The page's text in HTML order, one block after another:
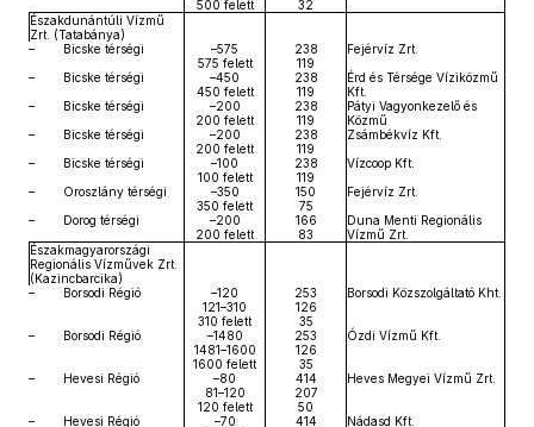
500 felett
32
Északdunántúli Vízmű
Zrt. (Tatabánya)
–
Bicske térségi
–575
575 felett
238
119
Fejérvíz Zrt.
–
Bicske térségi
–450
450 felett
238
119
Érd és Térsége Víziközmű
Kft.
–
Bicske térségi
–200
200 felett
238
119
Pátyi Vagyonkezelő és
Közmű
–
Bicske térségi
–200
200 felett
238
119
Zsámbékvíz Kft.
–
Bicske térségi
–100
100 felett
238
119
Vízcoop Kft.
–
Oroszlány térségi
–350
350 felett
150
75
Fejérvíz Zrt.
–
Dorog térségi
–200
200 felett
166
83
Duna Menti Regionális
Vízmű Zrt.
Északmagyarországi
Regionális Vízművek Zrt.
(Kazincbarcika)
–
Borsodi Régió
–120
121–310
310 felett
253
126
35
Borsodi Közszolgáltató Kht.
– Borsodi Régió
–1480
1481–1600
1600 felett
253
126
35
Ózdi Vízmű Kft.
– Hevesi Régió
–80
81–120
120 felett
414
207
50
Heves Megyei Vízmű Zrt.
– Hevesi Régió
–70
414
Nádasd Kft.